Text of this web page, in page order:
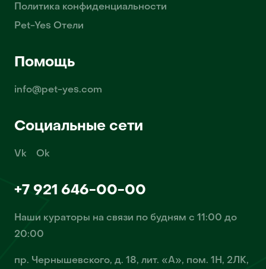
Политика конфиденциальности
Pet-Yes Отели
Помощь
info@pet-yes.com
Социальные сети
Vk Ok
+7 921 646-00-00
Наши кураторы на связи по будням с 11:00 до
20:00
пр. Чернышевского, д. 18, лит. «А», пом. 1Н, 2ЛК,